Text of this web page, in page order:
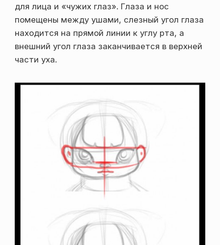
для лица и «чужих глаз». Глаза и нос
помещены между ушами, слезный угол глаза
находится на прямой линии к углу рта, а
внешний угол глаза заканчивается в верхней
части уха.